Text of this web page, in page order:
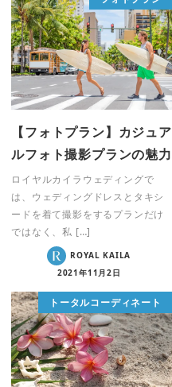
【フォトプラン】カジュア
ルフォト撮影プランの魅力
ロイヤルカイラウェディングで
は、ウェディングドレスとタキシ
ードを着て撮影をするプランだけ
ではなく、私 […]
ROYAL KAILA
2021年11月2日
トータルコーディネート